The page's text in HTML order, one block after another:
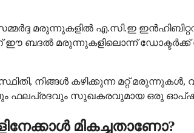
മരുന്നുകളിൽ എ.സി.ഇ
ഈ ബദൽ മരുന്നുകളിലൊന്ന്
നിങ്ങൾ കഴിക്കുന്ന മറ്റ് മരുന്നുകൾ,
ഫലപ്രദവും സുഖകരവുമായ ഒരു
മികച്ചതാണോ?